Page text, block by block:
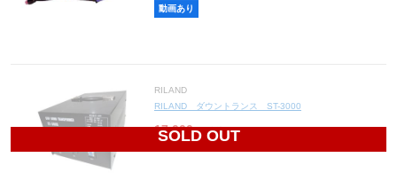
動画あり
SOLD OUT
RILAND
RILAND ダウントランス ST-3000
17,000円(税込18,700円)